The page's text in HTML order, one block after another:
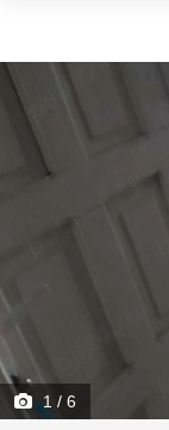
1 / 6